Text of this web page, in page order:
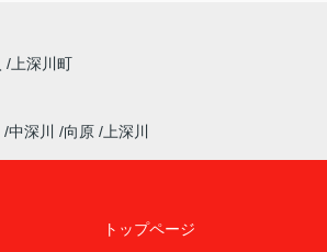
上深川町
中深川 向原 上深川
トップページ